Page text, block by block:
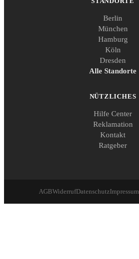
Berlin
München
Hamburg
Köln
Dresden
Alle Standorte
NÜTZLICHES
Hilfe Center
Reklamation
Kontakt
Ratgeber
AGBWiderrufDatenschutzImpressum